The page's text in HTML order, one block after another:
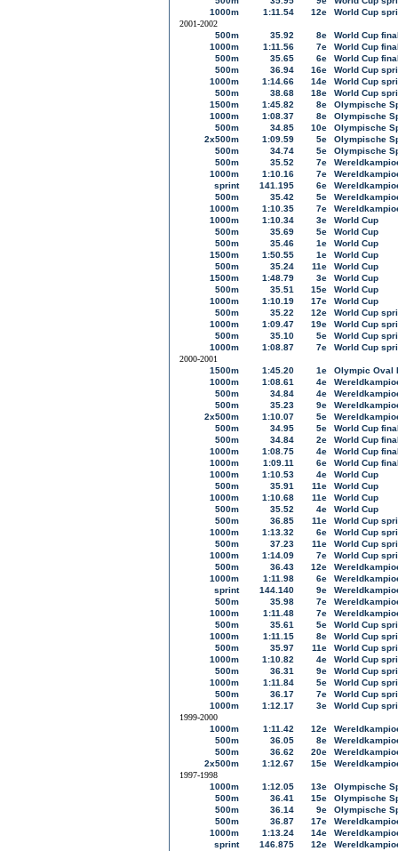
1000m
1:11.54 12e
World Cup
2001-2002
500m
35.92 8e
World Cup
1000m
1:11.56 7e
World Cup
500m
35.65 6e
World Cup
500m
36.94 16e
World Cup
1000m
1:14.66 14e
World Cup
500m
38.68 18e
World Cup
1500m
1:45.82 8e
Olympische
1000m
1:08.37 8e
Olympische
500m
34.85 10e
Olympische
2x500m
1:09.59 5e
Olympische
500m
34.74 5e
Olympische
500m
35.52 7e
1000m
1:10.16 7e
sprint
141.195 6e
500m
35.42 5e
1000m
1:10.35 7e
1000m
1:10.34 3e
World Cup
500m
35.69 5e
World Cup
500m
35.46 1e
World Cup
1500m
1:50.55 1e
World Cup
500m
35.24 11e
World Cup
1500m
1:48.79 3e
World Cup
500m
35.51 15e
World Cup
1000m
1:10.19 17e
World Cup
500m
35.22 12e
World Cup
1000m
1:09.47 19e
World Cup
500m
35.10 5e
World Cup
1000m
1:08.87 7e
World Cup
2000-2001
1500m
1:45.20 1e
Olympic Oval
1000m
1:08.61 4e
500m
34.84 4e
500m
35.23 9e
2x500m
1:10.07 5e
500m
34.95 5e
World Cup
500m
34.84 2e
World Cup
1000m
1:08.75 4e
World Cup
1000m
1:09.11 6e
World Cup
1000m
1:10.53 4e
World Cup
500m
35.91 11e
World Cup
1000m
1:10.68 11e
World Cup
500m
35.52 4e
World Cup
500m
36.85 11e
World Cup
1000m
1:13.32 6e
World Cup
500m
37.23 11e
World Cup
1000m
1:14.09 7e
World Cup
500m
36.43 12e
1000m
1:11.98 6e
sprint
144.140 9e
500m
35.98 7e
1000m
1:11.48 7e
500m
35.61 5e
World Cup
1000m
1:11.15 8e
World Cup
500m
35.97 11e
World Cup
1000m
1:10.82 4e
World Cup
500m
36.31 9e
World Cup
1000m
1:11.84 5e
World Cup
500m
36.17 7e
World Cup
1000m
1:12.17 3e
World Cup
1999-2000
1000m
1:11.42 12e
500m
36.05 8e
500m
36.62 20e
2x500m
1:12.67 15e
1997-1998
1000m
1:12.05 13e
Olympische
500m
36.41 15e
Olympische
500m
36.14 9e
Olympische
500m
36.87 17e
1000m
1:13.24 14e
sprint
146.875 12e